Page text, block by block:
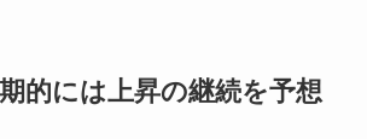
的には上昇の継続を予想